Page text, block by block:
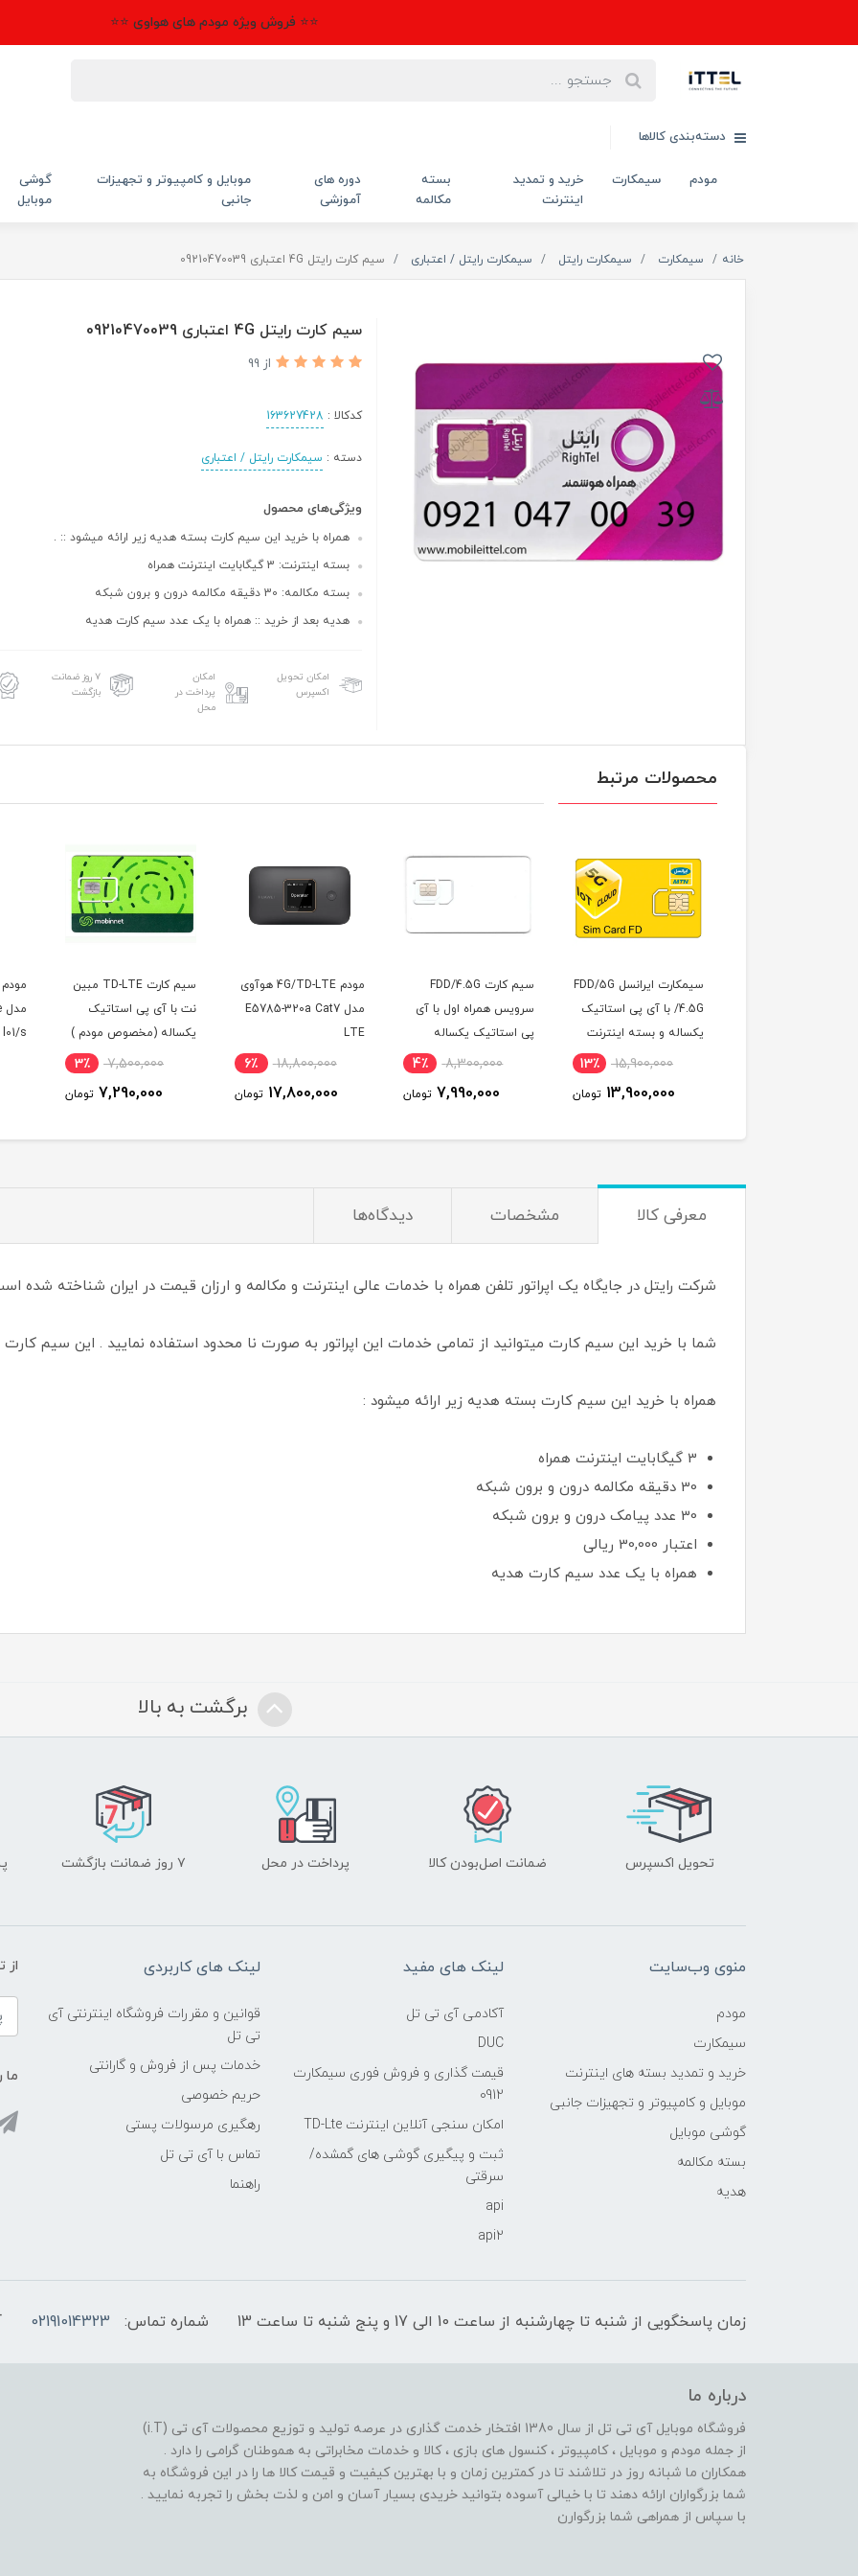
⭐⭐ فروش ویژه مودم های هواوی ⭐⭐
دسته‌بندی کالاها
مودم سیمکارت
خرید و تمدید
اینترنت
بسته
مکالمه
دوره های
آموزشی
موبایل و کامپیوتر و تجهیزات
جانبی
گوشی
موبایل
خانه سیمکارت سیمکارت رایتل سیمکارت رایتل / اعتباری سیم کارت رایتل 4G اعتباری 09210470039
سیم کارت رایتل 4G اعتباری 09210470039
از 99
کدکالا : 163627428
دسته : سیمکارت رایتل / اعتباری
ویژگی‌های محصول
همراه با خرید این سیم کارت بسته هدیه زیر ارائه میشود :: .
بسته اینترنت: 3 گیگابایت اینترنت همراه
بسته مکالمه: 30 دقیقه مکالمه درون و برون شبکه
هدیه بعد از خرید :: همراه با یک عدد سیم کارت هدیه
امکان تحویل
اکسپرس
امکان
پرداخت در
محل
۷ روز ضمانت
بازگشت
محصولات مرتبط
سیم کارت FDD/4.5G
سرویس همراه اول با آی
پی استاتیک یکساله
(مخصوص مودم )
8,300,000 4٪
7,990,000 تومان
مودم 4G/TD-LTE هوآوی
مدل E5785-320a Cat7
LTE
18,800,000 6٪
17,800,000 تومان
سیم کارت TD-LTE مبین
نت با آی پی استاتیک
یکساله (مخصوص مودم )
7,500,000 3٪
7,290,000 تومان
مودم 4G/TD-LTE هوآوی
مدل speed wi-fi home
l01/s (پک اصلی پلمپ)
12,000,000 10٪
10,900,000 تومان
معرفی کالا مشخصات دیدگاه‌ها
شرکت رایتل در جایگاه یک اپراتور تلفن همراه با خدمات عالی اینترنت و مکالمه و ارزان قیمت در ایران شناخته شده
شما با خرید این سیم کارت میتوانید از تمامی خدمات این اپراتور به صورت نا محدود استفاده نمایید . این سیم
همراه با خرید این سیم کارت بسته هدیه زیر ارائه میشود :
3 گیگابایت اینترنت همراه
30 دقیقه مکالمه درون و برون شبکه
30 عدد پیامک درون و برون شبکه
اعتبار 30,000 ريالی
همراه با یک عدد سیم کارت هدیه
برگشت به بالا
تحویل اکسپرس ضمانت اصل‌بودن کالا پرداخت در محل ۷ روز ضمانت بازگشت
منوی وب‌سایت
مودم
سیمکارت
خرید و تمدید بسته های اینترنت
موبایل و کامپیوتر و تجهیزات جانبی
گوشی موبایل
بسته مکالمه
هدیه
لینک های مفید
آکادمی آی تی تل
DUC
قیمت گذاری و فروش فوری سیمکارت
0912
امکان سنجی آنلاین اینترنت TD-Lte
ثبت و پیگیری گوشی های گمشده/
سرقتی
api
api2
لینک های کاربردی
قوانین و مقررات فروشگاه اینترنتی آی
تی تل
خدمات پس از فروش و گارانتی
حریم خصوصی
رهگیری مرسولات پستی
تماس با آی تی تل
راهنما
از
ما
زمان پاسخگویی از شنبه تا چهارشنبه از ساعت 10 الی 17 و پنج شنبه تا ساعت 13 شماره تماس: 02191014323
درباره ما
فروشگاه موبایل آی تی تل از سال 1380 افتخار خدمت گذاری در عرصه تولید و توزیع محصولات آی تی (i.T)
از جمله مودم و موبایل ، کامپیوتر ، کنسول های بازی ، کالا و خدمات مخابراتی به هموطنان گرامی را دارد .
همکاران ما شبانه روز در تلاشند تا در کمترین زمان و با بهترین کیفیت و قیمت کالا ها را در این فروشگاه به
شما بزرگواران ارائه دهند تا با خیالی آسوده بتوانید خریدی بسیار آسان و امن و لذت بخش را تجربه نمایید .
با سپاس از همراهی شما بزرگوارن